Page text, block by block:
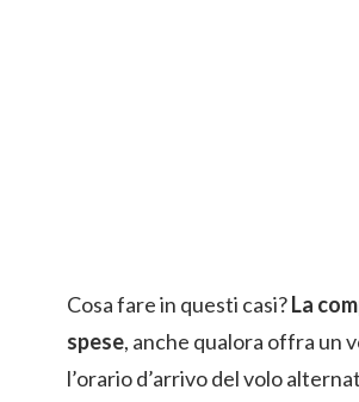
Cosa fare in questi casi?La
spese, anche qualora offra un
l’orario d’arrivo del volo